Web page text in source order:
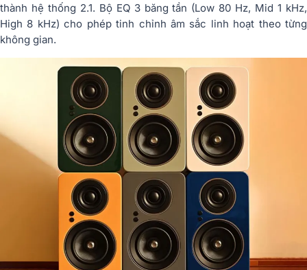
thành hệ thống 2.1. Bộ EQ 3 băng tần (Low 80 Hz, Mid 1 kHz,
High 8 kHz) cho phép tinh chỉnh âm sắc linh hoạt theo từng
không gian.